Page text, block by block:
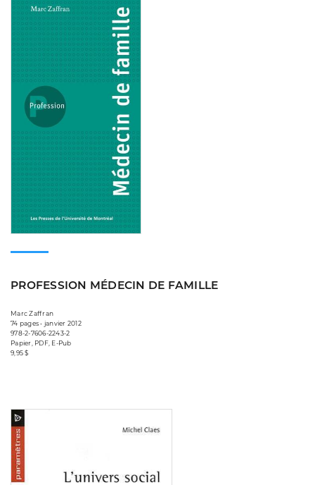
PROFESSION MÉDECIN DE FAMILLE
Marc Zaffran
74 pages • janvier 2012
978-2-7606-2243-2
Papier, PDF, E-Pub
9,95 $